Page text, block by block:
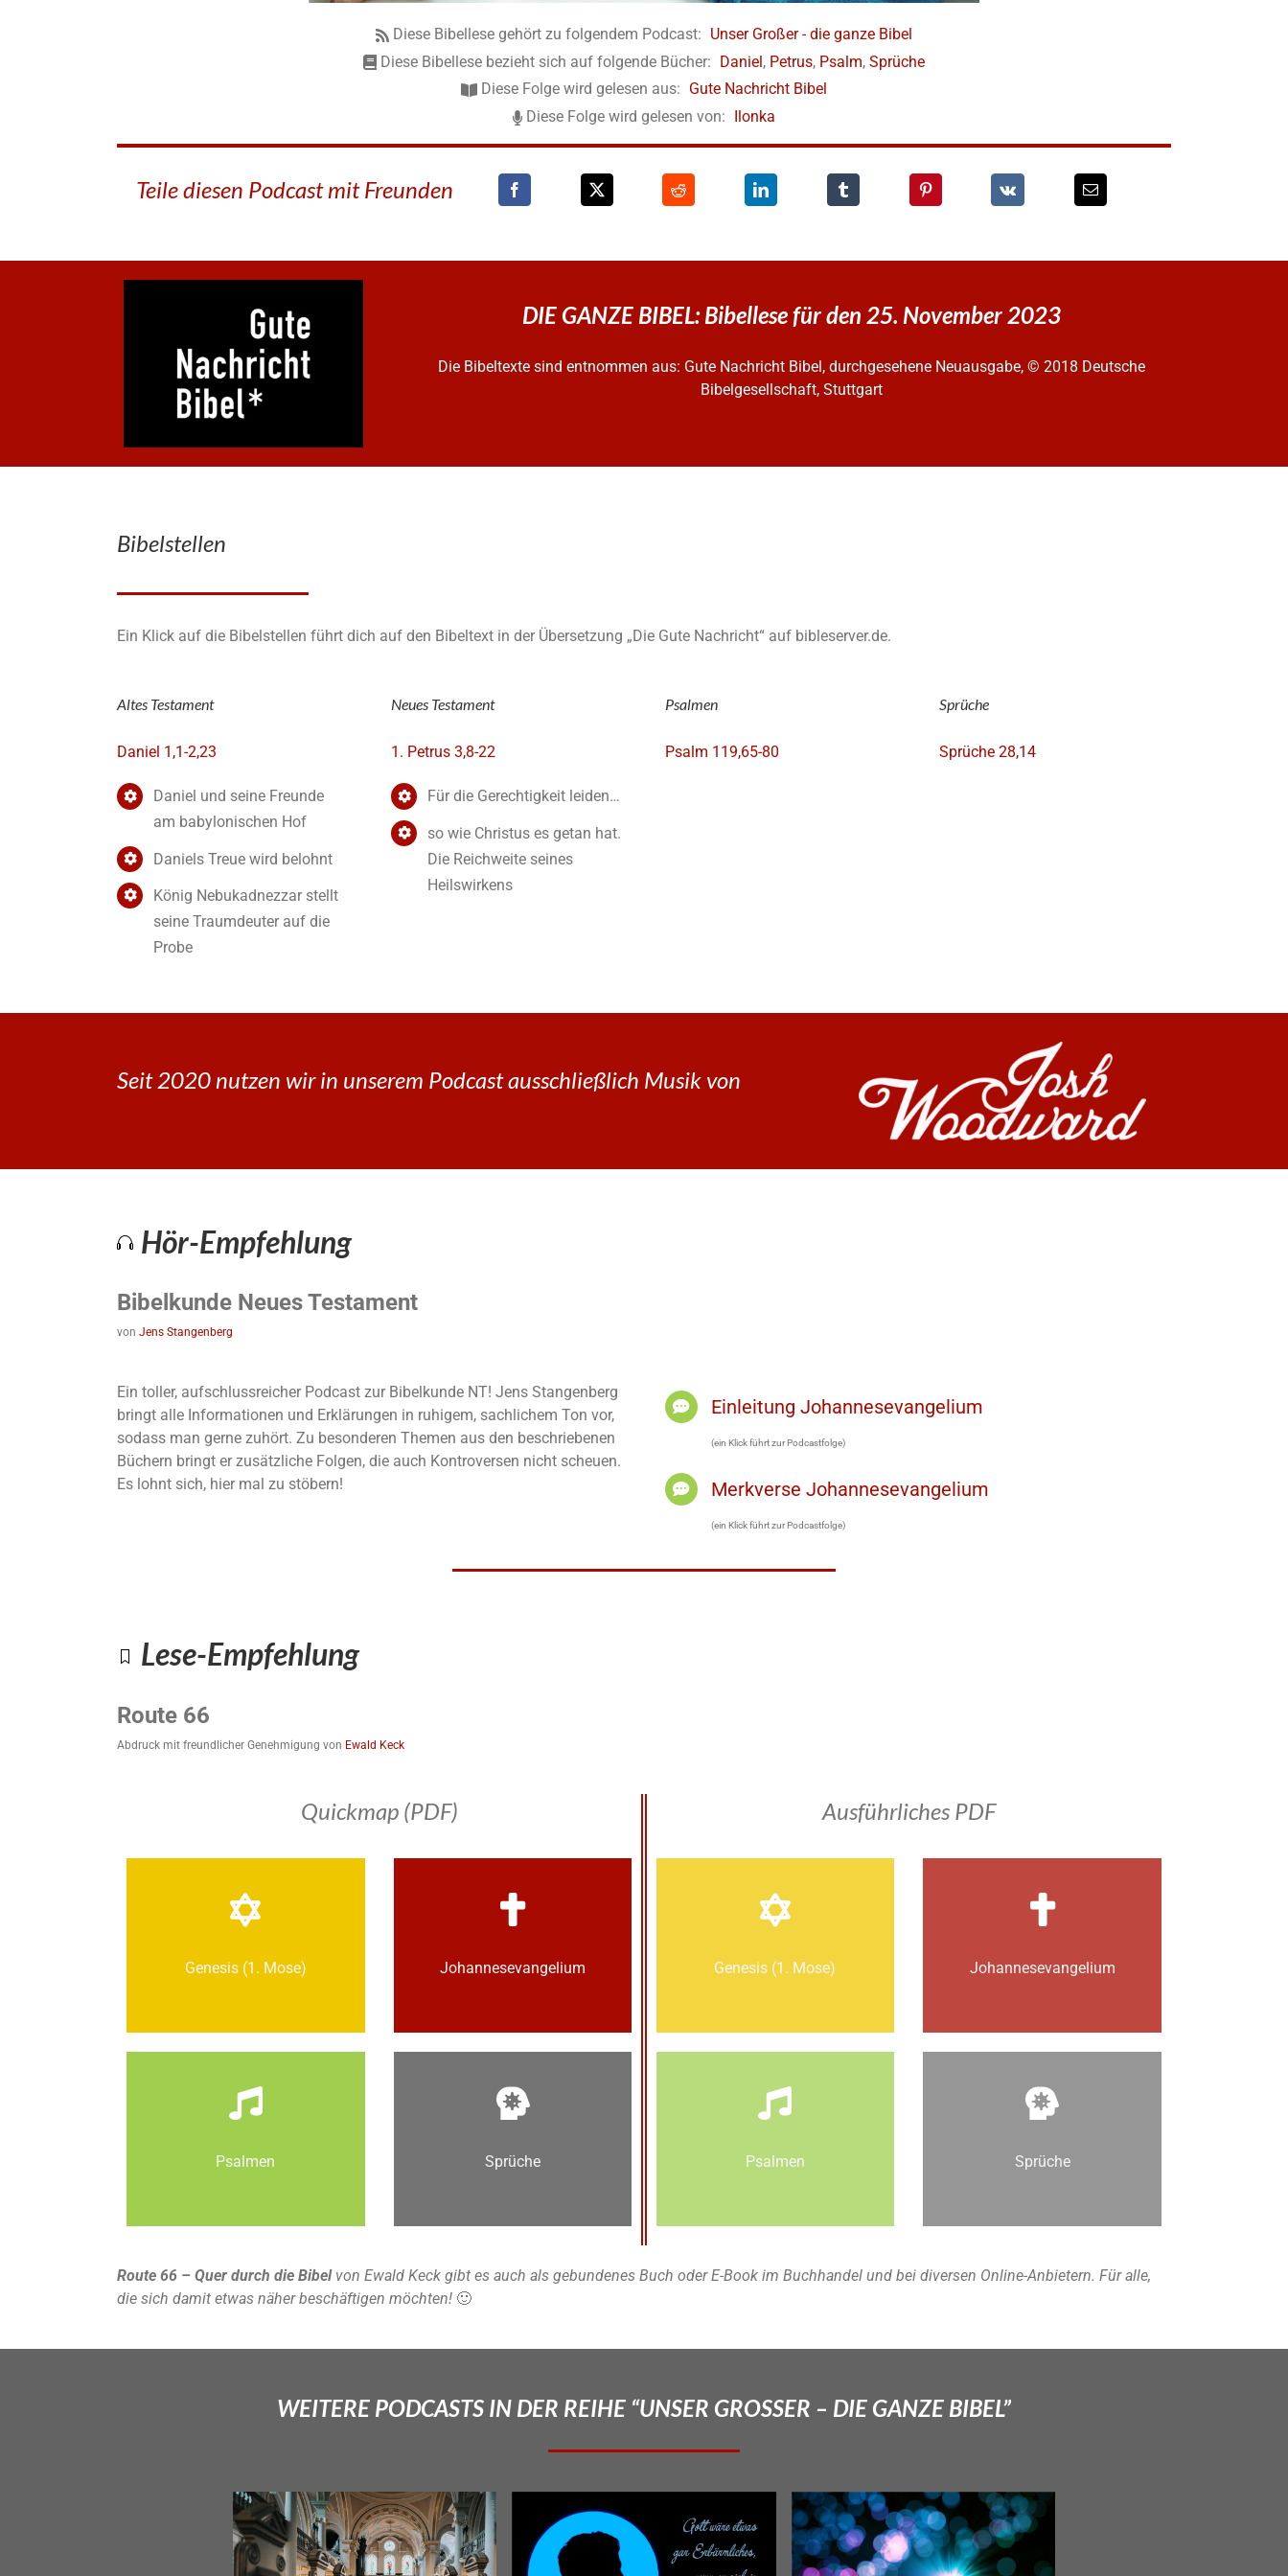
Diese Bibellese gehört zu folgendem Podcast: Unser Großer - die ganze Bibel
Diese Bibellese bezieht sich auf folgende Bücher: Daniel, Petrus, Psalm, Sprüche
Diese Folge wird gelesen aus: Gute Nachricht Bibel
Diese Folge wird gelesen von:
Ilonka
Teile diesen Podcast mit Freunden
DIE GANZE BIBEL: Bibellese für den 25. November 2023
Die Bibeltexte sind entnommen aus: Gute Nachricht Bibel, durchgesehene Neuausgabe, © 2018 Deutsche
Bibelgesellschaft, Stuttgart
Bibelstellen
Ein Klick auf die Bibelstellen führt dich auf den Bibeltext in der Übersetzung „Die Gute Nachricht“ auf bibleserver.de.
Altes Testament
Daniel 1,1-2,23
Daniel und seine Freunde
am babylonischen Hof
Daniels Treue wird belohnt
König Nebukadnezzar stellt
seine Traumdeuter auf die
Probe
Neues Testament
1. Petrus 3,8-22
Für die Gerechtigkeit leiden…
so wie Christus es getan hat.
Die Reichweite seines
Heilswirkens
Psalmen
Psalm 119,65-80
Sprüche
Sprüche 28,14
Seit 2020 nutzen wir in unserem Podcast ausschließlich Musik von
Hör-Empfehlung
Bibelkunde Neues Testament
von Jens Stangenberg
Ein toller, aufschlussreicher Podcast zur Bibelkunde NT! Jens Stangenberg
bringt alle Informationen und Erklärungen in ruhigem, sachlichem Ton vor,
sodass man gerne zuhört. Zu besonderen Themen aus den beschriebenen
Büchern bringt er zusätzliche Folgen, die auch Kontroversen nicht scheuen.
Es lohnt sich, hier mal zu stöbern!
Einleitung Johannesevangelium
(ein Klick führt zur Podcastfolge)
Merkverse Johannesevangelium
(ein Klick führt zur Podcastfolge)
Lese-Empfehlung
Route 66
Abdruck mit freundlicher Genehmigung von Ewald Keck
Quickmap (PDF)
Genesis (1. Mose) Johannes­­evangelium
Psalmen Sprüche
Ausführliches PDF
Genesis (1. Mose) Johannes­­evangelium
Psalmen Sprüche
Route 66 – Quer durch die Bibel von Ewald Keck gibt es auch als gebundenes Buch oder E-Book im Buchhandel und bei diversen Online-Anbietern. Für alle,
die sich damit etwas näher beschäftigen möchten! 🙂
WEITERE PODCASTS IN DER REIHE “UNSER GROSSER – DIE GANZE BIBEL”